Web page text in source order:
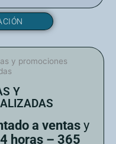
Y
a ventas y
horas – 365